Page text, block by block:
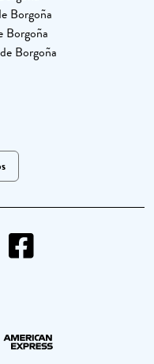
Borgoña
Borgoña
Borgoña